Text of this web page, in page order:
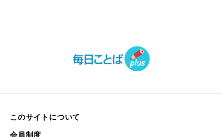
このサイトについて
会員制度